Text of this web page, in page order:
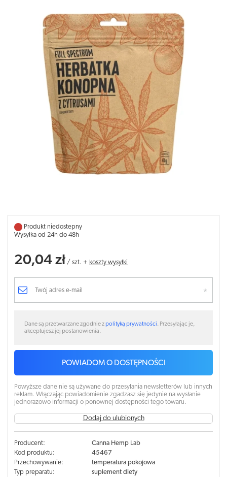
Produkt niedostepny
Wysyłka od 24h do 48h
20,04 zł / szt. + koszty wysyłki
Dane są przetwarzane zgodnie zpolityką prywatności. Przesyłając je,
akceptujesz jej postanowienia.
POWIADOM O DOSTĘPNOŚCI
Powyższe dane nie są używane do przesyłania newsletterów lub innych
reklam. Włączając powiadomienie zgadzasz się jedynie na wysłanie
jednorazowo informacji o ponownej dostępności tego towaru.
Dodaj do ulubionych
Producent:
Canna Hemp Lab
Kod produktu:
45467
Przechowywanie:
temperatura pokojowa
Typ preparatu:
suplement diety